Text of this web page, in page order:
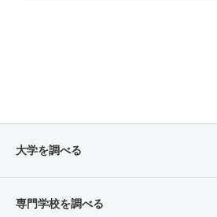
大学を調べる
専門学校を調べる